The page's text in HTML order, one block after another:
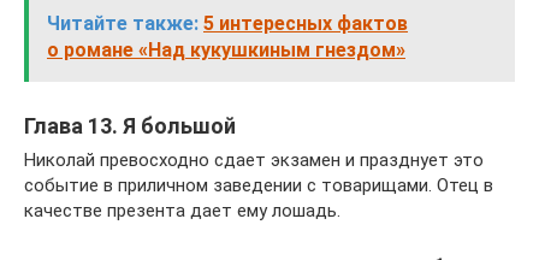
Читайте также: 5 интересных фактов
о романе «Над кукушкиным гнездом»
Глава 13. Я большой
Николай превосходно сдает экзамен и празднует это
событие в приличном заведении с товарищами. Отец в
качестве презента дает ему лошадь.